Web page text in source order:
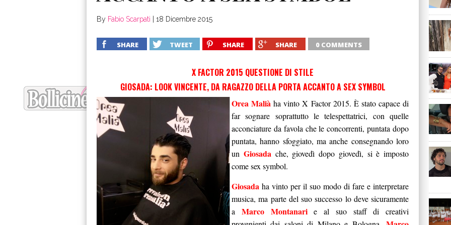
By Fabio Scarpati 18 Dicembre 2015
SHARE TWEET SHARE SHARE 0 COMMENTS
X FACTOR 2015 QUESTIONE DI STILE
GIOSADA: LOOK VINCENTE, DA RAGAZZO DELLA PORTA ACCANTO A SEX SYMBOL
Orea Malià ha vinto X Factor 2015. È stato capace di
far sognare soprattutto le telespettatrici, con quelle
acconciature da favola che le concorrenti, puntata dopo
puntata, hanno sfoggiato, ma anche consegnando loro
un Giosada che, giovedì dopo giovedì, si è imposto
come sex symbol.
Giosada ha vinto per il suo modo di fare e interpretare
musica, ma parte del suo successo lo deve sicuramente
a Marco Montanarie al suo staff di creativi